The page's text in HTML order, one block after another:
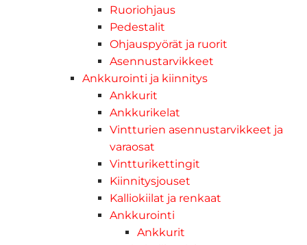
Ruoriohjaus
Pedestalit
Ohjauspyörät ja ruorit
Asennustarvikkeet
Ankkurointi ja kiinnitys
Ankkurit
Ankkurikelat
Vintturien asennustarvikkeet ja
varaosat
Vintturikettingit
Kiinnitysjouset
Kalliokiilat ja renkaat
Ankkurointi
Ankkurit